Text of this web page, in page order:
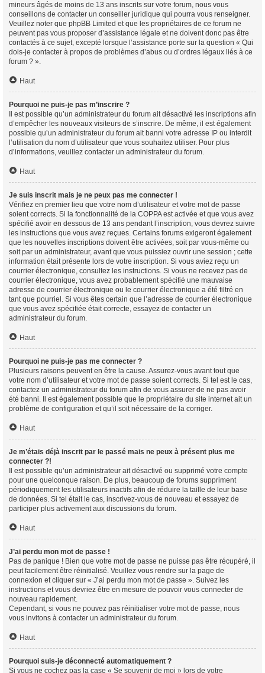
mineurs âgés de moins de 13 ans inscrits sur votre forum, nous vous
conseillons de contacter un conseiller juridique qui pourra vous renseigner.
Veuillez noter que phpBB Limited et que les propriétaires de ce forum ne
peuvent pas vous proposer d’assistance légale et ne doivent donc pas être
contactés à ce sujet, excepté lorsque l’assistance porte sur la question « Qui
dois-je contacter à propos de problèmes d’abus ou d’ordres légaux liés à ce
forum ? ».
Haut
Pourquoi ne puis-je pas m’inscrire ?
Il est possible qu’un administrateur du forum ait désactivé les inscriptions afin
d’empêcher les nouveaux visiteurs de s’inscrire. De même, il est également
possible qu’un administrateur du forum ait banni votre adresse IP ou interdit
l’utilisation du nom d’utilisateur que vous souhaitez utiliser. Pour plus
d’informations, veuillez contacter un administrateur du forum.
Haut
Je suis inscrit mais je ne peux pas me connecter !
Vérifiez en premier lieu que votre nom d’utilisateur et votre mot de passe
soient corrects. Si la fonctionnalité de la COPPA est activée et que vous avez
spécifié avoir en dessous de 13 ans pendant l’inscription, vous devrez suivre
les instructions que vous avez reçues. Certains forums exigeront également
que les nouvelles inscriptions doivent être activées, soit par vous-même ou
soit par un administrateur, avant que vous puissiez ouvrir une session ; cette
information était présente lors de votre inscription. Si vous aviez reçu un
courrier électronique, consultez les instructions. Si vous ne recevez pas de
courrier électronique, vous avez probablement spécifié une mauvaise
adresse de courrier électronique ou le courrier électronique a été filtré en
tant que pourriel. Si vous êtes certain que l’adresse de courrier électronique
que vous avez spécifiée était correcte, essayez de contacter un
administrateur du forum.
Haut
Pourquoi ne puis-je pas me connecter ?
Plusieurs raisons peuvent en être la cause. Assurez-vous avant tout que
votre nom d’utilisateur et votre mot de passe soient corrects. Si tel est le cas,
contactez un administrateur du forum afin de vous assurer de ne pas avoir
été banni. Il est également possible que le propriétaire du site internet ait un
problème de configuration et qu’il soit nécessaire de la corriger.
Haut
Je m’étais déjà inscrit par le passé mais ne peux à présent plus me
connecter ?!
Il est possible qu’un administrateur ait désactivé ou supprimé votre compte
pour une quelconque raison. De plus, beaucoup de forums suppriment
périodiquement les utilisateurs inactifs afin de réduire la taille de leur base
de données. Si tel était le cas, inscrivez-vous de nouveau et essayez de
participer plus activement aux discussions du forum.
Haut
J’ai perdu mon mot de passe !
Pas de panique ! Bien que votre mot de passe ne puisse pas être récupéré, il
peut facilement être réinitialisé. Veuillez vous rendre sur la page de
connexion et cliquer sur « J’ai perdu mon mot de passe ». Suivez les
instructions et vous devriez être en mesure de pouvoir vous connecter de
nouveau rapidement.
Cependant, si vous ne pouvez pas réinitialiser votre mot de passe, nous
vous invitons à contacter un administrateur du forum.
Haut
Pourquoi suis-je déconnecté automatiquement ?
Si vous ne cochez pas la case « Se souvenir de moi » lors de votre